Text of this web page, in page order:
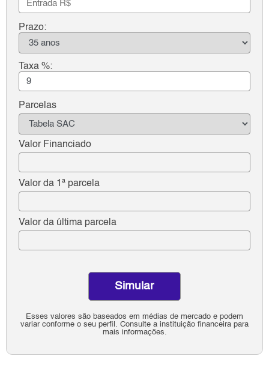
Prazo:
Taxa %:
Parcelas
Valor Financiado
Valor da 1ª parcela
Valor da última parcela
Esses valores são baseados em médias de mercado e podem
variar conforme o seu perfil. Consulte a instituição financeira para
mais informações.
Simular